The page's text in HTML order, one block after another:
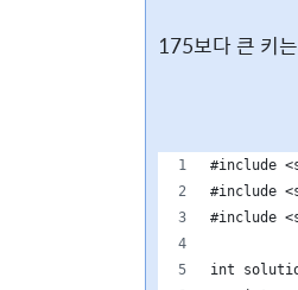
175보다 큰 키
#include
#include
#include
int